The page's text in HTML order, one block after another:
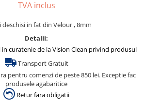
TVA inclus
deschisi in fat din Velour , 8mm
Detalii:
curatenie de la Vision Clean privind produsul
Transport Gratuit
pentru comenzi de peste 850 lei. Exceptie fac
produsele agabaritice
Retur fara obligatii